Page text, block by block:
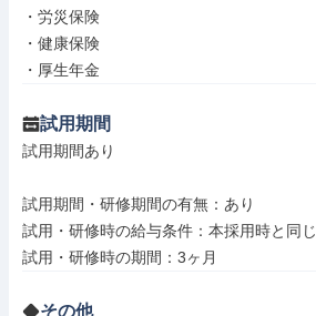
・労災保険
・健康保険
・厚生年金
試用期間
試用期間あり
試用期間・研修期間の有無：あり
試用・研修時の給与条件：本採用時と同じ
試用・研修時の期間：3ヶ月
その他